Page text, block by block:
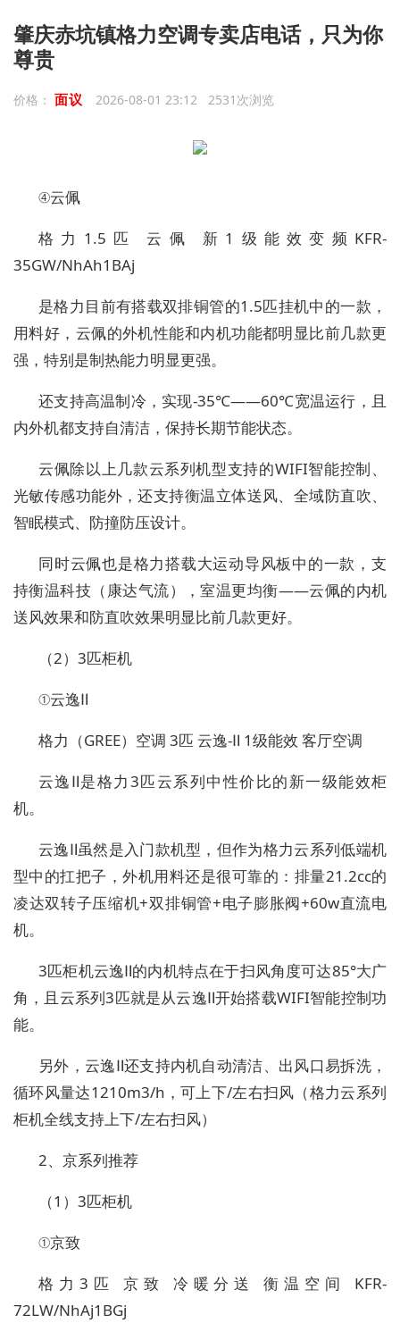
肇庆赤坑镇格力空调专卖店电话，只为你
尊贵
价格： 面议 2026-08-01 23:12 2531次浏览
④云佩
格力1.5匹 云佩 新1级能效变频KFR-
35GW/NhAh1BAj
是格力目前有搭载双排铜管的1.5匹挂机中的一款，
用料好，云佩的外机性能和内机功能都明显比前几款更
强，特别是制热能力明显更强。
还支持高温制冷，实现-35℃——60℃宽温运行，且
内外机都支持自清洁，保持长期节能状态。
云佩除以上几款云系列机型支持的WIFI智能控制、
光敏传感功能外，还支持衡温立体送风、全域防直吹、
智眠模式、防撞防压设计。
同时云佩也是格力搭载大运动导风板中的一款，支
持衡温科技（康达气流），室温更均衡——云佩的内机
送风效果和防直吹效果明显比前几款更好。
（2）3匹柜机
①云逸Ⅱ
格力（GREE）空调 3匹 云逸-Ⅱ 1级能效 客厅空调
云逸Ⅱ是格力3匹云系列中性价比的新一级能效柜
机。
云逸Ⅱ虽然是入门款机型，但作为格力云系列低端机
型中的扛把子，外机用料还是很可靠的：排量21.2cc的
凌达双转子压缩机+双排铜管+电子膨胀阀+60w直流电
机。
3匹柜机云逸Ⅱ的内机特点在于扫风角度可达85°大广
角，且云系列3匹就是从云逸Ⅱ开始搭载WIFI智能控制功
能。
另外，云逸Ⅱ还支持内机自动清洁、出风口易拆洗，
循环风量达1210m3/h，可上下/左右扫风（格力云系列
柜机全线支持上下/左右扫风）
2、京系列推荐
（1）3匹柜机
①京致
格力3匹 京致 冷暖分送 衡温空间 KFR-
72LW/NhAj1BGj